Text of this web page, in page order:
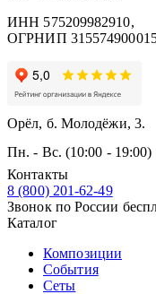
ИНН 575209982910,
ОГРНИП
Орёл, б. Молодёжи, 3.
Пн. - Вс. (10:00 - 19:00)
Контакты
8 (800) 201-62-49
Звонок по России
Каталог
Композиции
События
Сеты